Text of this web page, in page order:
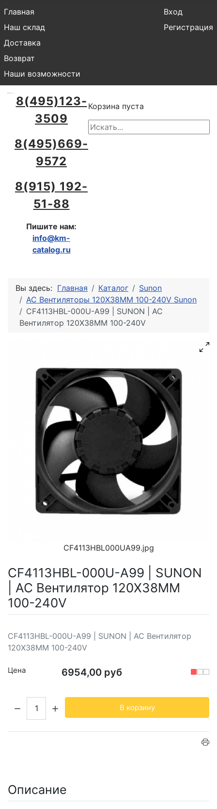
Главная
Наш склад
Доставка
Возврат
Наши возможности
Вход
Регистрация
8(495)123-
3509
8(495)669-
9572
8(915) 192-
51-88
Пишите нам:
info@km-
catalog.ru
Корзина пуста
Вы здесь: Главная Каталог
Sunon
AC Вентиляторы 120X38MM 100-240V Sunon
CF4113HBL-000U-A99 | SUNON | AC
Вентилятор 120X38MM 100-240V
CF4113HBL000UA99.jpg
CF4113HBL-000U-A99 | SUNON
| AC Вентилятор 120X38MM
100-240V
CF4113HBL-000U-A99 | SUNON | AC Вентилятор
120X38MM 100-240V
Цена 6954,00 руб
В корзину
Описание